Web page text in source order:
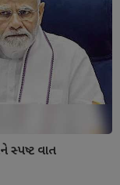
સ્પષ્ટ વાત